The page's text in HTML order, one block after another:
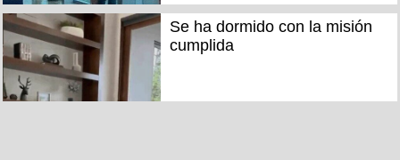
Se ha dormido con la misión
cumplida